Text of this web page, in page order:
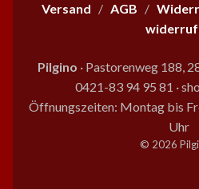
Versand / AGB /
Pilgino · Pastorenweg 188,
0421-83 94 95 81 ·
Öffnungszeiten: Montag bis
Uhr
© 2026